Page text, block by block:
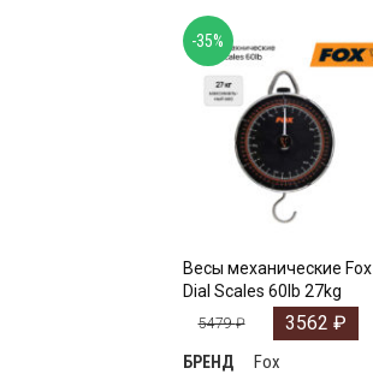
Весы механические Fox
Dial Scales 60lb 27kg
5479₽ 3562 ₽
БРЕНД
Fox
-35%